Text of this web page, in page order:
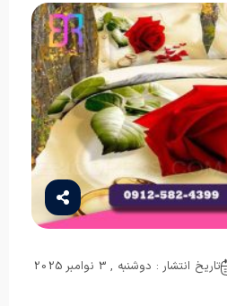
تاریخ انتشار : دوشنبه , 3 نوامبر 2025